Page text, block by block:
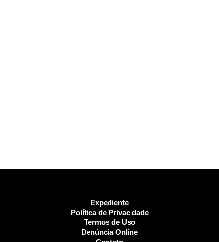
Expediente
Política de Privacidade
Termos de Uso
Denúncia Online